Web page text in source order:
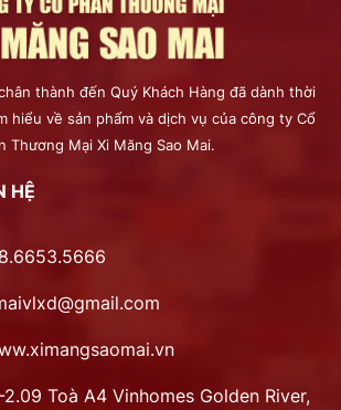
thành đến Quý Khách Hàng đã dành thời
hiểu về sản phẩm và dịch vụ của công ty Cổ
Thương Mại Xi Măng Sao Mai.
HỆ
Toà A4 Vinhomes Golden River,